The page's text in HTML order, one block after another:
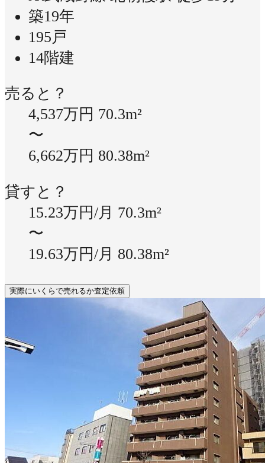
築19年
195戸
14階建
売ると？
4,537万円 70.3m²
〜
6,662万円 80.38m²
貸すと？
15.23万円/月 70.3m²
〜
19.63万円/月 80.38m²
実際にいくらで売れるか査定依頼